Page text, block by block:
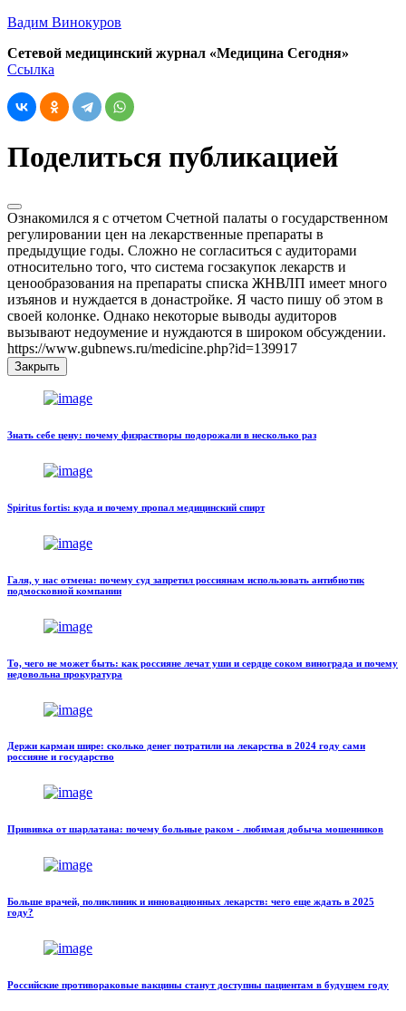
Вадим Винокуров
Сетевой медицинский журнал «Медицина Сегодня»
Ссылка
Поделиться публикацией
Ознакомился я с отчетом Счетной палаты о государственном
регулировании цен на лекарственные препараты в
предыдущие годы. Сложно не согласиться с аудиторами
относительно того, что система госзакупок лекарств и
ценообразования на препараты списка ЖНВЛП имеет много
изъянов и нуждается в донастройке. Я часто пишу об этом в
своей колонке. Однако некоторые выводы аудиторов
вызывают недоумение и нуждаются в широком обсуждении.
https://www.gubnews.ru/medicine.php?id=139917
Закрыть
Знать себе цену: почему физрастворы подорожали в несколько раз
Spiritus fortis: куда и почему пропал медицинский спирт
Галя, у нас отмена: почему суд запретил россиянам использовать антибиотик
подмосковной компании
То, чего не может быть: как россияне лечат уши и сердце соком винограда и почему
недовольна прокуратура
Держи карман шире: сколько денег потратили на лекарства в 2024 году сами
россияне и государство
Прививка от шарлатана: почему больные раком - любимая добыча мошенников
Больше врачей, поликлиник и инновационных лекарств: чего еще ждать в 2025
году?
Российские противораковые вакцины станут доступны пациентам в будущем году